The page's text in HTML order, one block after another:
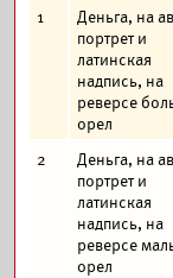
1
Деньга, на
портрет и
латинская
надпись, на
реверсе
орел
2
Деньга, на
портрет и
латинская
надпись, на
реверсе
орел